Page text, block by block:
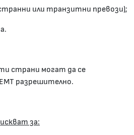
или транзитни превози);
страни могат да се
разрешително.
за: